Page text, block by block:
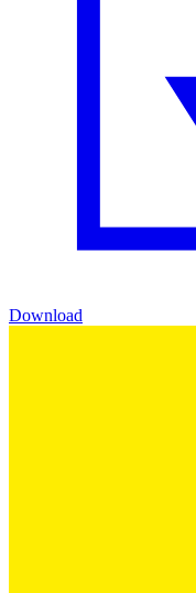
Download